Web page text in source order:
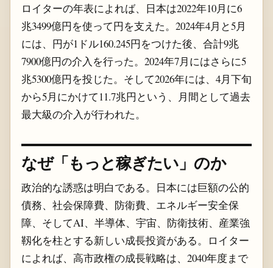
ロイターの年表によれば、日本は2022年10月に6
兆3499億円を使って円を支えた。2024年4月と5月
には、円が1ドル160.245円をつけた後、合計9兆
7900億円の介入を行った。2024年7月にはさらに5
兆5300億円を投じた。そして2026年には、4月下旬
から5月にかけて11.7兆円という、月間として過去
最大級の介入が行われた。
なぜ「もっと稼ぎたい」のか
政治的な誘惑は明白である。日本には巨額の公的
債務、社会保障費、防衛費、エネルギー安全保
障、そしてAI、半導体、宇宙、防衛技術、産業強
靱化を柱とする新しい成長投資がある。ロイター
によれば、高市政権の成長戦略は、2040年度まで